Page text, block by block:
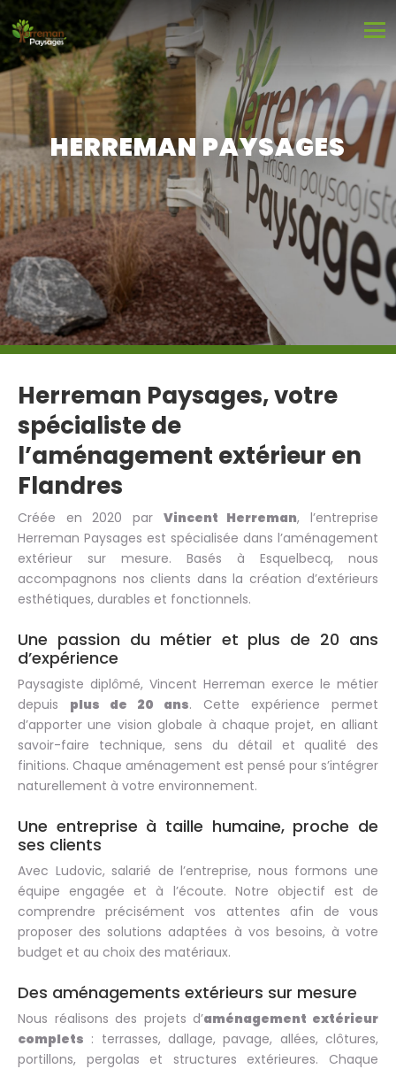
HERREMAN PAYSAGES
Herreman Paysages, votre
spécialiste de
l’aménagement extérieur en
Flandres
Créée en 2020 par Vincent Herreman, l’entreprise
Herreman Paysages est spécialisée dans l’aménagement
extérieur sur mesure. Basés à Esquelbecq, nous
accompagnons nos clients dans la création d’extérieurs
esthétiques, durables et fonctionnels.
Une passion du métier et plus de 20 ans
d’expérience
Paysagiste diplômé, Vincent Herreman exerce le métier
depuis plus de 20 ans. Cette expérience permet
d’apporter une vision globale à chaque projet, en alliant
savoir-faire technique, sens du détail et qualité des
finitions. Chaque aménagement est pensé pour s’intégrer
naturellement à votre environnement.
Une entreprise à taille humaine, proche de
ses clients
Avec Ludovic, salarié de l’entreprise, nous formons une
équipe engagée et à l’écoute. Notre objectif est de
comprendre précisément vos attentes afin de vous
proposer des solutions adaptées à vos besoins, à votre
budget et au choix des matériaux.
Des aménagements extérieurs sur mesure
Nous réalisons des projets d’aménagement extérieur
complets : terrasses, dallage, pavage, allées, clôtures,
portillons, pergolas et structures extérieures. Chaque